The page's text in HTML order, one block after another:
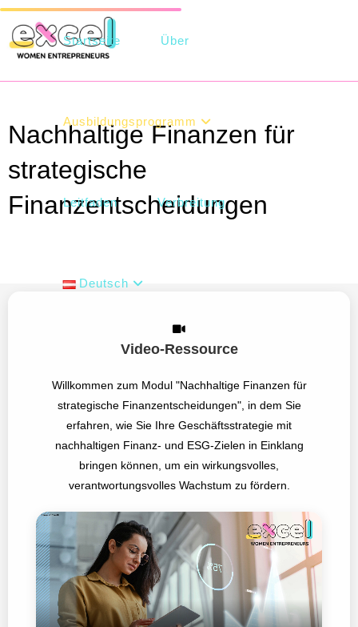
Startseite Über
Ausbildungsprogramm
Leitfaden Verbreitung
Deutsch
Nachhaltige Finanzen für
strategische
Finanzentscheidungen
Video-Ressource
Willkommen zum Modul "Nachhaltige Finanzen für
strategische Finanzentscheidungen", in dem Sie
erfahren, wie Sie Ihre Geschäftsstrategie mit
nachhaltigen Finanz- und ESG-Zielen in Einklang
bringen können, um ein wirkungsvolles,
verantwortungsvolles Wachstum zu fördern.